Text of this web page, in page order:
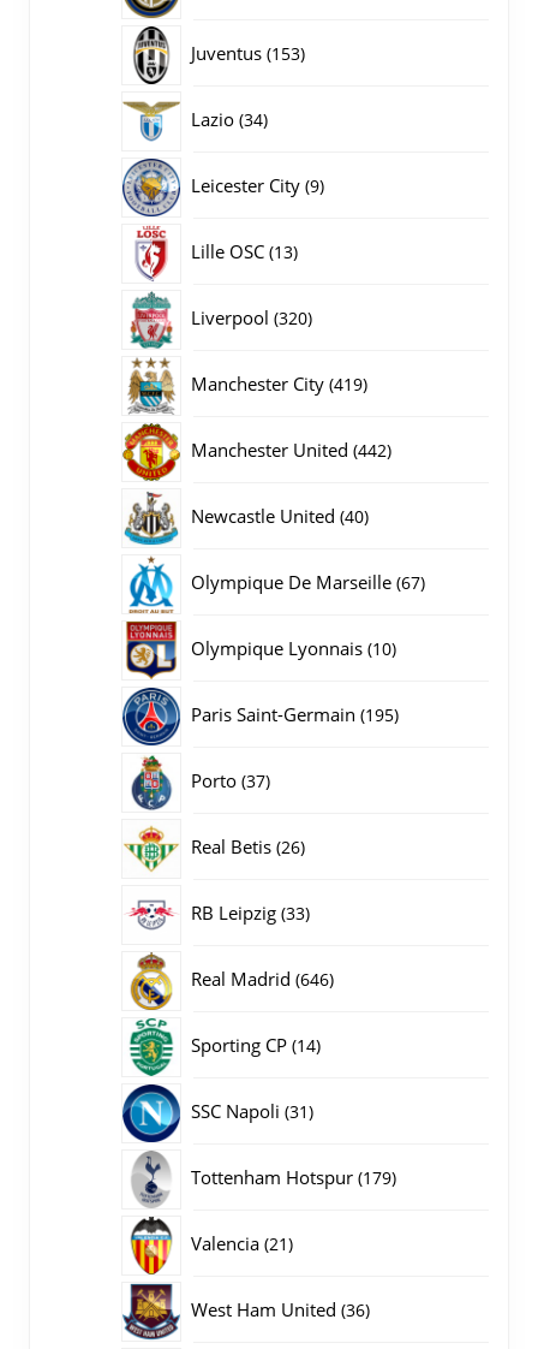
Juventus 153153
Lazio 3434
Leicester City 99
Lille OSC 1313
Liverpool 320320
Manchester City 419419
Manchester United 442442
Newcastle United 4040
Olympique De Marseille 6767
Olympique Lyonnais 1010
Paris Saint-Germain 195195
Porto 3737
Real Betis 2626
RB Leipzig 3333
Real Madrid 646646
Sporting CP 1414
SSC Napoli 3131
Tottenham Hotspur 179179
Valencia 2121
West Ham United 3636